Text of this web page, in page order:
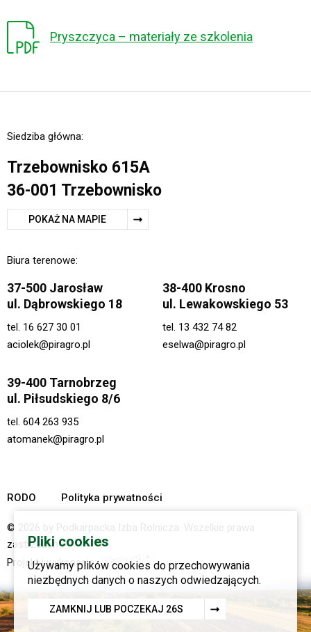
Pryszczyca – materiały ze szkolenia
Siedziba główna:
Trzebownisko 615A
36-001 Trzebownisko
POKAŻ NA MAPIE
Biura terenowe:
37-500 Jarosław
ul. Dąbrowskiego 18
tel. 16 627 30 01
aciolek@piragro.pl
38-400 Krosno
ul. Lewakowskiego 53
tel. 13 432 74 82
eselwa@piragro.pl
39-400 Tarnobrzeg
ul. Piłsudskiego 8/6
tel. 604 263 935
atomanek@piragro.pl
RODO Polityka prywatności
© 2026 by Podkarpacka Izba Rolnicza. Wszelkie prawa
zastrzeżone.
Projekt i wykonanie:
Pliki cookies
Używamy plików cookies do przechowywania
niezbędnych danych o naszych odwiedzających.
ZAMKNIJ LUB POCZEKAJ 25S